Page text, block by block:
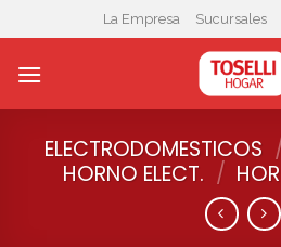
to
content
La Empresa Sucursales
ELECTRODOMESTICOS /
HORNO ELECT. /